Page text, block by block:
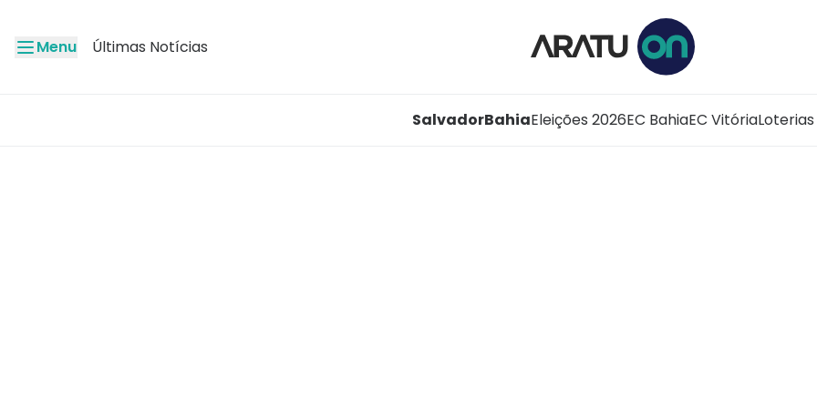
Menu Últimas Notícias
SalvadorBahiaEleições 2026EC BahiaEC VitóriaLoterias